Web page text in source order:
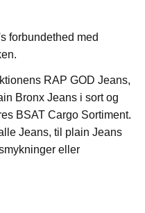
forbundethed med
RAP GOD Jeans,
Bronx Jeans i sort og
BSAT Cargo Sortiment.
Jeans, til plain Jeans
eller